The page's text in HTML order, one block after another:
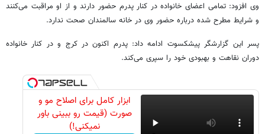
وی افزود: تمامی اعضای خانواده در کنار پدرم حضور دارند و از او مراقبت می‌کنند
و شرایط مطرح شده درباره حضور وی در خانه سالمندان صحت ندارد.
پسر این گزارشگر پیشکسوت ادامه داد: پدرم اکنون در کرج و در کنار خانواده
دوران نقاهت و بهبودی خود را سپری می‌کند.
ابزار کامل برای اصلاح مو و
صورت (قیمت رو ببینی باور
نمیکنی!)